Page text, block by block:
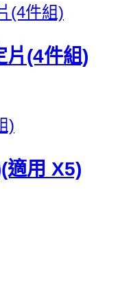
片(4件組)
適用 X5)